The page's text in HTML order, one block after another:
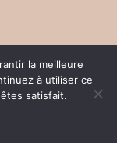
la meilleure
à utiliser ce
satisfait.